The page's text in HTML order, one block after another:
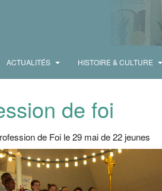
ACTUALITÉS HISTOIRE & CULTURE
de foi
de Foi le 29 mai de 22 jeunes